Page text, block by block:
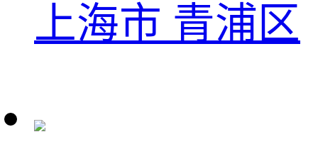
上海市 青浦区